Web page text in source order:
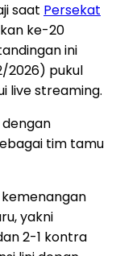
saat Persekat
ke-20
ini
2026) pukul
live streaming.
dengan
tim tamu
yakni
2-1 kontra